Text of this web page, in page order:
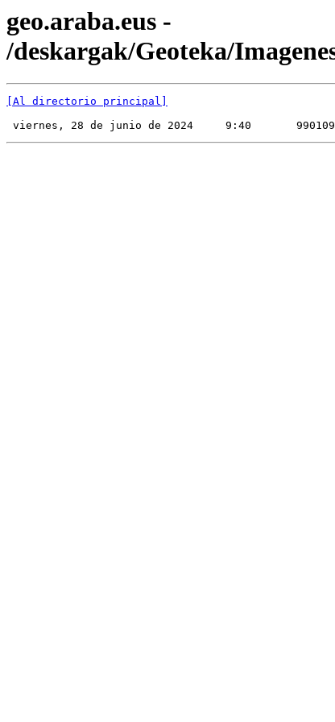
geo.araba.eus -
/deskargak/Geoteka/
[Al directorio principal]
viernes, 28 de junio de 2024     9:40       990109